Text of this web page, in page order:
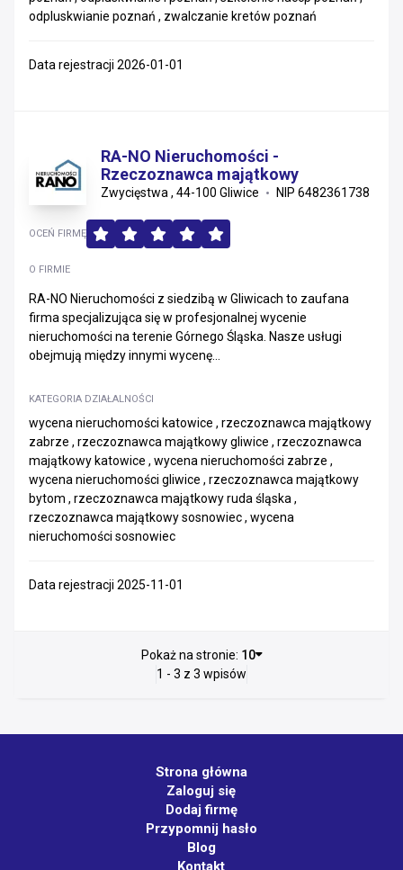
odpluskwianie poznań , zwalczanie kretów poznań
Data rejestracji 2026-01-01
RA-NO Nieruchomości -
Rzeczoznawca majątkowy
Zwycięstwa , 44-100 Gliwice NIP 6482361738
O FIRMIE
RA-NO Nieruchomości z siedzibą w Gliwicach to zaufana
firma specjalizująca się w profesjonalnej wycenie
nieruchomości na terenie Górnego Śląska. Nasze usługi
obejmują między innymi wycenę...
KATEGORIA DZIAŁALNOŚCI
wycena nieruchomości katowice , rzeczoznawca majątkowy
zabrze , rzeczoznawca majątkowy gliwice , rzeczoznawca
majątkowy katowice , wycena nieruchomości zabrze ,
wycena nieruchomości gliwice , rzeczoznawca majątkowy
bytom , rzeczoznawca majątkowy ruda śląska ,
rzeczoznawca majątkowy sosnowiec , wycena
nieruchomości sosnowiec
OCEŃ FIRMĘ
Data rejestracji 2025-11-01
Pokaż na stronie: 10
1 - 3 z 3 wpisów
Strona główna
Zaloguj się
Dodaj firmę
Przypomnij hasło
Blog
Kontakt